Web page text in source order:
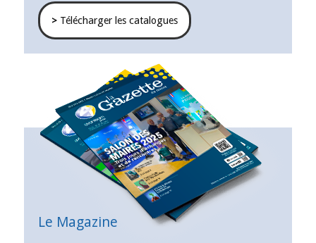
>Télécharger les catalogues
Le Magazine